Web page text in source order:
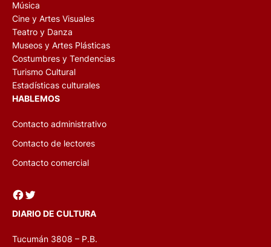
Música
Cine y Artes Visuales
Teatro y Danza
Museos y Artes Plásticas
Costumbres y Tendencias
Turismo Cultural
Estadísticas culturales
HABLEMOS
Contacto administrativo
Contacto de lectores
Contacto comercial
Facebook Twitter
DIARIO DE CULTURA
Tucumán 3808 – P.B.